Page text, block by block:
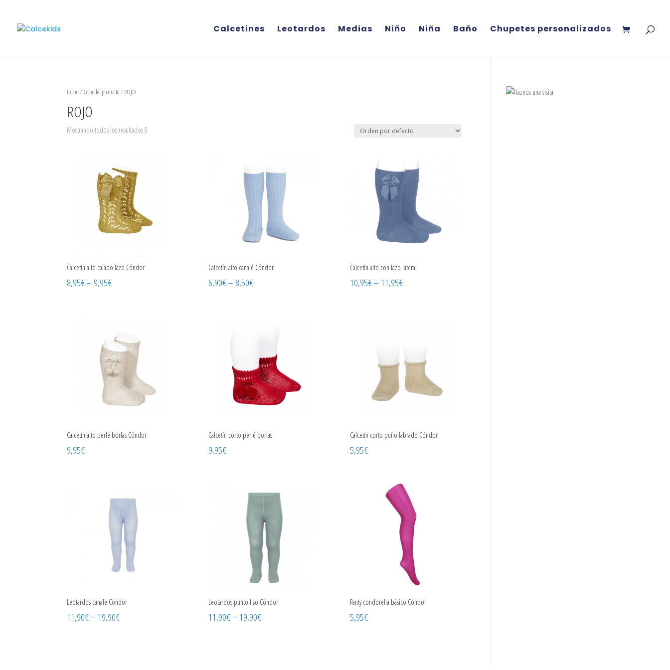
Calcetines Leotardos Medias Niño Niña Baño Chupetes personalizados
Inicio/ Color del producto / ROJO
ROJO
Mostrando todos los resultados 9
Calcetín alto calado lazo Cóndor
8,95€– 9,95€
Calcetín alto canalé Cóndor
6,90€– 8,50€
Calcetín alto con lazo lateral
10,95€– 11,95€
Calcetín alto perlé borlas Cóndor
9,95€
Calcetín corto perlé borlas
9,95€
Calcetín corto puño labrado Cóndor
5,95€
Leotardos canalé Cóndor
11,90€– 19,90€
Leotardos punto liso Cóndor
11,90€– 19,90€
Panty condorella básico Cóndor
5,95€